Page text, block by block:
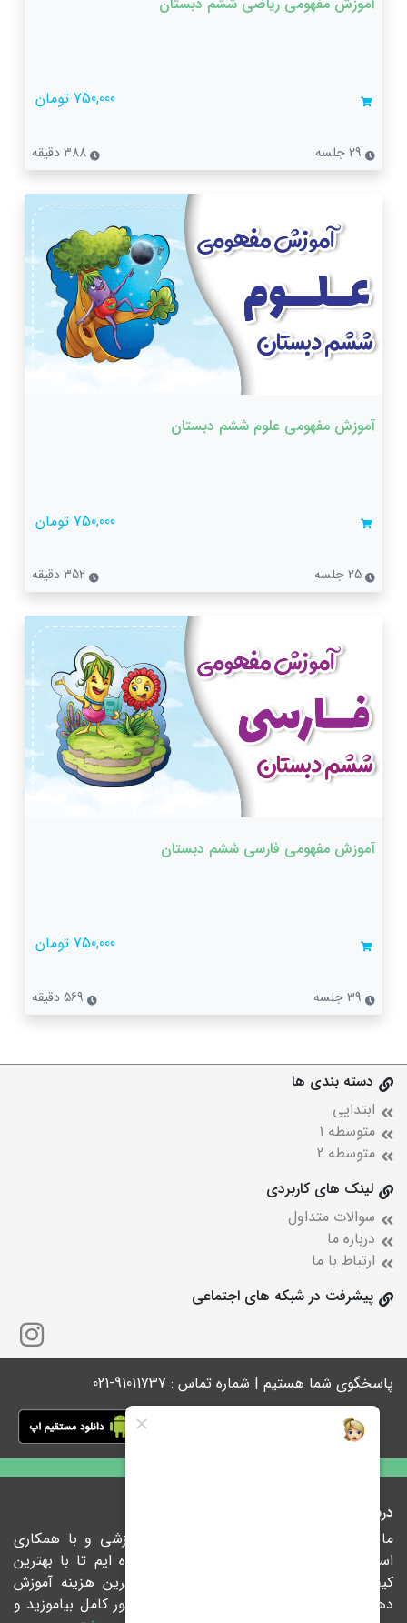
750,000 تومان
آموزش مفهومی علوم ششم دبستان
750,000 تومان
آموزش مفهومی فارسی ششم دبستان
750,000 تومان
دسته بندی ها
ابتدایی
متوسطه 1
متوسطه 2
لینک های کاربردی
سوالات متداول
درباره ما
ارتباط با ما
پیشرفت در شبکه های اجتماعی
پاسخگوی شما هستیم | شماره تماس : 91011737-021
درباره ما
ما در پیشرفت با ارائه راهکارهای نوین آموزشی و با همکاری
اساتید مجرب و نام آشنای کشور متعهد شده ایم تا با بهترین
کیفیت، درس‌ها را درکوتاهترین زمان و کمترین هزینه آموزش
دهیم تا شما در هر فرصتی که بخواهید به طور کامل بیاموزید و